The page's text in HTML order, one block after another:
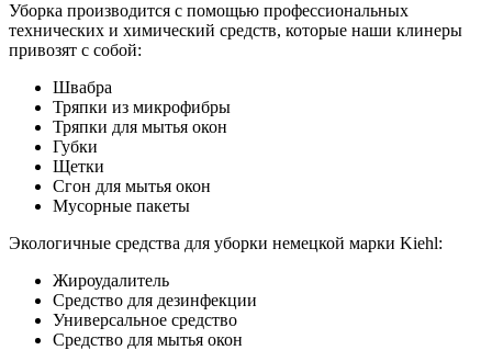
Уборка производится с помощью профессиональных
технических и химический средств, которые наши клинеры
привозят с собой:
Швабра
Тряпки из микрофибры
Тряпки для мытья окон
Губки
Щетки
Сгон для мытья окон
Мусорные пакеты
Экологичные средства для уборки немецкой марки Kiehl:
Жироудалитель
Средство для дезинфекции
Универсальное средство
Средство для мытья окон